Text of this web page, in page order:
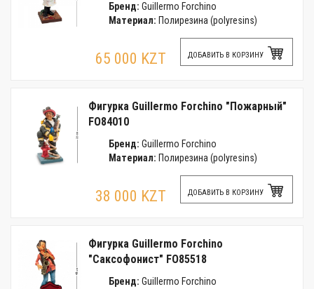
Бренд: Guillermo Forchino
Материал: Полирезина (polyresins)
65 000 KZT ДОБАВИТЬ В КОРЗИНУ
Фигурка Guillermo Forchino "Пожарный"
FO84010
Бренд: Guillermo Forchino
Материал: Полирезина (polyresins)
38 000 KZT ДОБАВИТЬ В КОРЗИНУ
Фигурка Guillermo Forchino
"Саксофонист" FO85518
Бренд: Guillermo Forchino